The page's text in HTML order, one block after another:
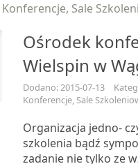
Konferencje, Sale
Ośrodek
Wielspin w
Dodano: 2015-07-13
Konferencje, Sale
Organizacja jedno-
szkolenia bądź
zadanie nie tylko ze